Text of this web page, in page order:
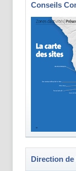
Conseils
Direction de